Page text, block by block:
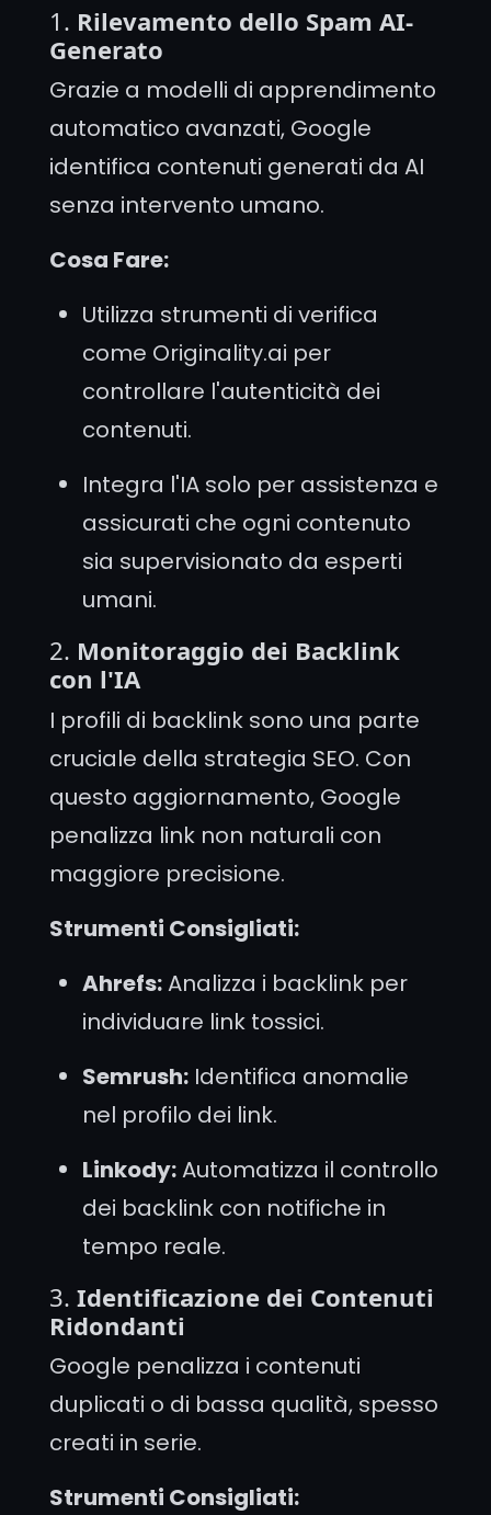
1. Rilevamento dello Spam AI-
Generato
Grazie a modelli di apprendimento
automatico avanzati, Google
identifica contenuti generati da AI
senza intervento umano.
Cosa Fare:
Utilizza strumenti di verifica
come Originality.ai per
controllare l'autenticità dei
contenuti.
Integra l'IA solo per assistenza e
assicurati che ogni contenuto
sia supervisionato da esperti
umani.
2. Monitoraggio dei Backlink
con l'IA
I profili di backlink sono una parte
cruciale della strategia SEO. Con
questo aggiornamento, Google
penalizza link non naturali con
maggiore precisione.
Strumenti Consigliati:
Ahrefs:Analizza i backlink per
individuare link tossici.
Semrush:Identifica anomalie
nel profilo dei link.
Linkody:Automatizza il controllo
dei backlink con notifiche in
tempo reale.
3. Identificazione dei Contenuti
Ridondanti
Google penalizza i contenuti
duplicati o di bassa qualità, spesso
creati in serie.
Strumenti Consigliati: